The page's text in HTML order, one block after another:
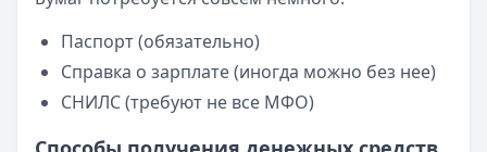
Паспорт (обязательно)
Справка о зарплате (иногда можно без нее)
СНИЛС (требуют не все МФО)